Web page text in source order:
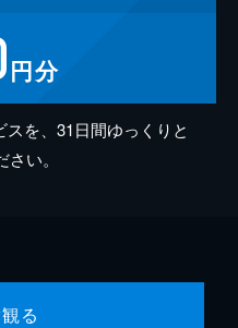
円分
を、31日間ゆっくりと
い。
る